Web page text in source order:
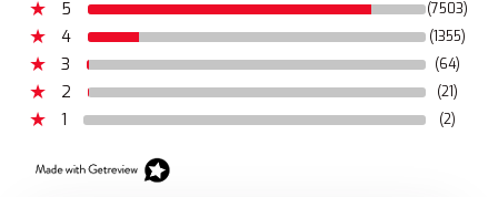
5
(7503)
4 (1355)
3 (64)
2 (21)
1 (2)